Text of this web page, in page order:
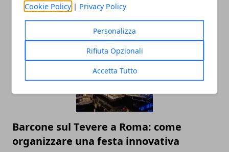
Cookie Policy | Privacy Policy
Personalizza
Rifiuta Opzionali
Accetta Tutto
ARTICOLI CORRELATI
Barcone sul Tevere a Roma: come
organizzare una festa innovativa